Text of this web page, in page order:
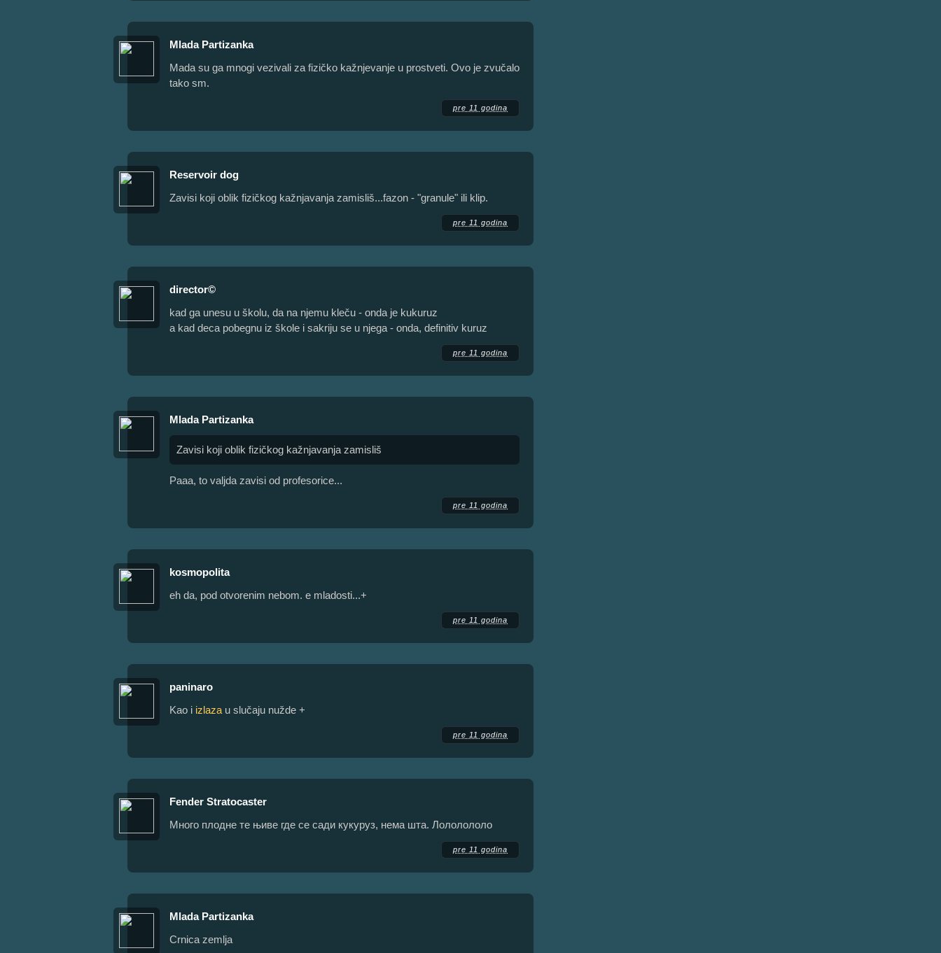
Mlada Partizanka
Mada su ga mnogi vezivali za fizičko kažnjevanje u prostveti. Ovo je zvučalo
tako sm.
pre 11 godina
Reservoir dog
Zavisi koji oblik fizičkog kažnjavanja zamisliš...fazon - "granule" ili klip.
pre 11 godina
director©
kad ga unesu u školu, da na njemu kleču - onda je kukuruz
a kad deca pobegnu iz škole i sakriju se u njega - onda, definitiv kuruz
pre 11 godina
Mlada Partizanka
Zavisi koji oblik fizičkog kažnjavanja zamisliš
Paaa, to valjda zavisi od profesorice...
pre 11 godina
kosmopolita
eh da, pod otvorenim nebom. e mladosti...+
pre 11 godina
paninaro
Kao i izlaza u slučaju nužde +
pre 11 godina
Fender Stratocaster
Много плодне те њиве где се сади кукуруз, нема шта. Лололололо
pre 11 godina
Mlada Partizanka
Crnica zemlja